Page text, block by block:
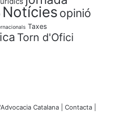
Notícies opinió
Taxes
Torn d'Ofici
Catalana | Contacta